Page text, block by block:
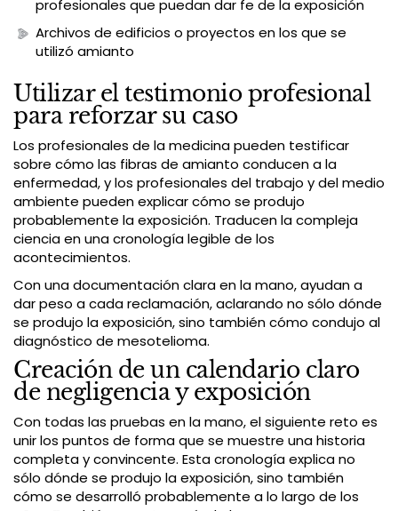
profesionales que puedan dar fe de la exposición
Archivos de edificios o proyectos en los que se
utilizó amianto
Utilizar el testimonio profesional
para reforzar su caso
Los profesionales de la medicina pueden testificar
sobre cómo las fibras de amianto conducen a la
enfermedad, y los profesionales del trabajo y del medio
ambiente pueden explicar cómo se produjo
probablemente la exposición. Traducen la compleja
ciencia en una cronología legible de los
acontecimientos.
Con una documentación clara en la mano, ayudan a
dar peso a cada reclamación, aclarando no sólo dónde
se produjo la exposición, sino también cómo condujo al
diagnóstico de mesotelioma.
Creación de un calendario claro
de negligencia y exposición
Con todas las pruebas en la mano, el siguiente reto es
unir los puntos de forma que se muestre una historia
completa y convincente. Esta cronología explica no
sólo dónde se produjo la exposición, sino también
cómo se desarrolló probablemente a lo largo de los